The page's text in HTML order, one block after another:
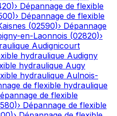
)› Dépannage de flexible
)› Dépannage de flexible
(02590)› Dépannage
en-Laonnois (02820)›
Audignicourt
hydraulique Audigny
hydraulique Augy
hydraulique Aulnois-
de flexible hydraulique
de flexible
)› Dépannage de flexible